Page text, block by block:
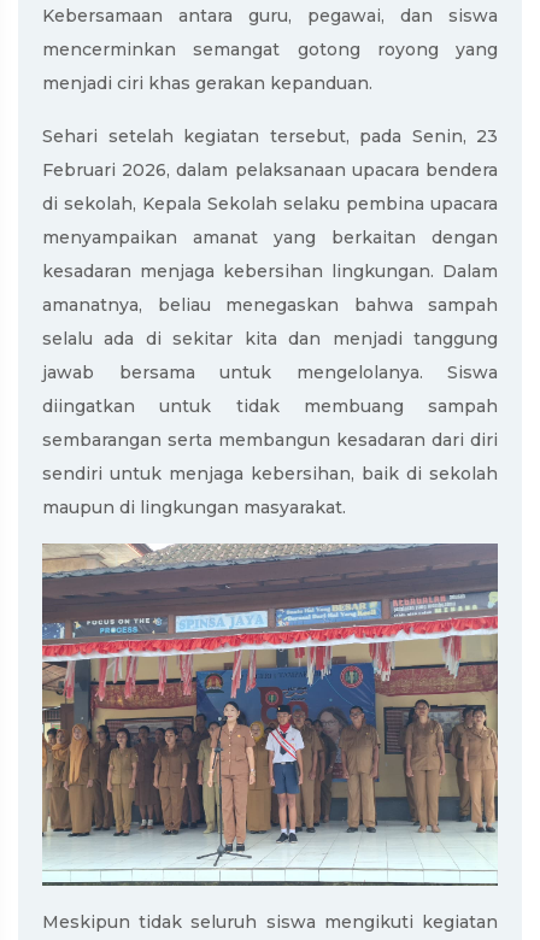
Kebersamaan antara guru, pegawai, dan siswa
mencerminkan semangat gotong royong yang
menjadi ciri khas gerakan kepanduan.
Sehari setelah kegiatan tersebut, pada Senin, 23
Februari 2026, dalam pelaksanaan upacara bendera
di sekolah, Kepala Sekolah selaku pembina upacara
menyampaikan amanat yang berkaitan dengan
kesadaran menjaga kebersihan lingkungan. Dalam
amanatnya, beliau menegaskan bahwa sampah
selalu ada di sekitar kita dan menjadi tanggung
jawab bersama untuk mengelolanya. Siswa
diingatkan untuk tidak membuang sampah
sembarangan serta membangun kesadaran dari diri
sendiri untuk menjaga kebersihan, baik di sekolah
maupun di lingkungan masyarakat.
Meskipun tidak seluruh siswa mengikuti kegiatan